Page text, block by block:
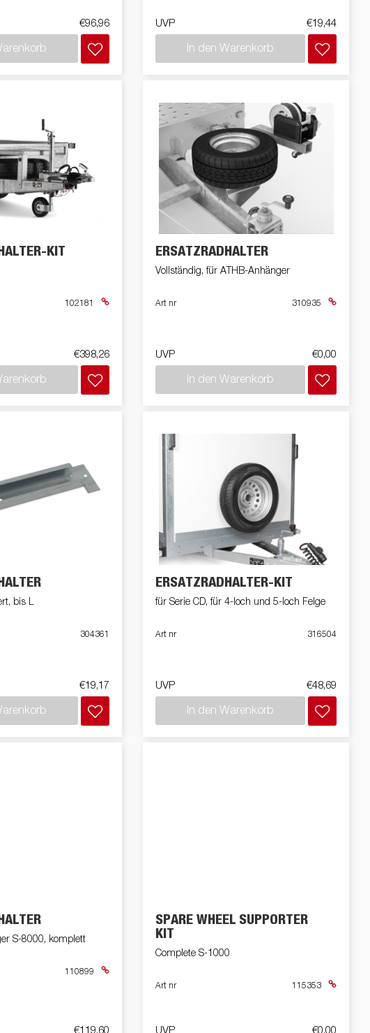
€96,96 UVP €19,44
In den Warenkorb
KIT
102181
€398,26
ERSATZRADHALTER
Vollständig, für ATHB-Anhänger
Art nr 310935
UVP €0,00
In den Warenkorb
bis L
304361
€19,17
ERSATZRADHALTER-KIT
für Serie CD, für 4-loch und 5-loch Felge
Art nr 316504
UVP €48,69
In den Warenkorb
S-8000, komplett
110899
€119,60
SPARE WHEEL SUPPORTER
KIT
Complete S-1000
Art nr 115353
UVP €0,00